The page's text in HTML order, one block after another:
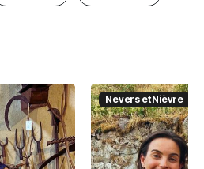
Nevers et Nièvre